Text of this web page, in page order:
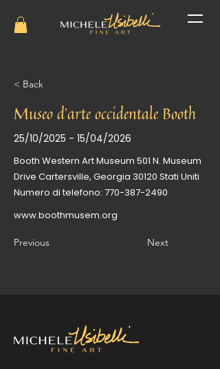
< Back
Museo d'arte occidentale Booth
25/10/2025 - 15/04/2026
Booth Western Art Museum 501 N. Museum
Drive Cartersville, Georgia 30120 Stati Uniti
Numero di telefono: 770-387-2490
www.boothmusem.org
Previous Next